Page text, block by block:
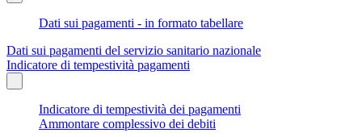
Dati sui pagamenti - in formato tabellare
Dati sui pagamenti del servizio sanitario nazionale
Indicatore di tempestività pagamenti
Indicatore di tempestività dei pagamenti
Ammontare complessivo dei debiti